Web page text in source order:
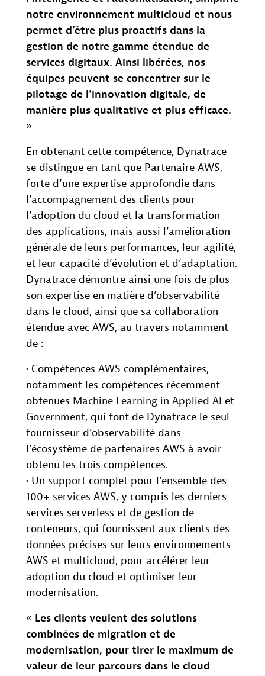
notre environnement multicloud et nous
permet d’être plus proactifs dans la
gestion de notre gamme étendue de
services digitaux. Ainsi libérées, nos
équipes peuvent se concentrer sur le
pilotage de l’innovation digitale, de
manière plus qualitative et plus efficace.
»
En obtenant cette compétence, Dynatrace
se distingue en tant que Partenaire AWS,
forte d’une expertise approfondie dans
l’accompagnement des clients pour
l’adoption du cloud et la transformation
des applications, mais aussi l’amélioration
générale de leurs performances, leur agilité,
et leur capacité d’évolution et d’adaptation.
Dynatrace démontre ainsi une fois de plus
son expertise en matière d’observabilité
dans le cloud, ainsi que sa collaboration
étendue avec AWS, au travers notamment
de :
• Compétences AWS complémentaires,
notamment les compétences récemment
obtenues Machine Learning in Applied AI et
Government, qui font de Dynatrace le seul
fournisseur d’observabilité dans
l’écosystème de partenaires AWS à avoir
obtenu les trois compétences.
• Un support complet pour l’ensemble des
100+ services AWS, y compris les derniers
services serverless et de gestion de
conteneurs, qui fournissent aux clients des
données précises sur leurs environnements
AWS et multicloud, pour accélérer leur
adoption du cloud et optimiser leur
modernisation.
« Les clients veulent des solutions
combinées de migration et de
modernisation, pour tirer le maximum de
valeur de leur parcours dans le cloud